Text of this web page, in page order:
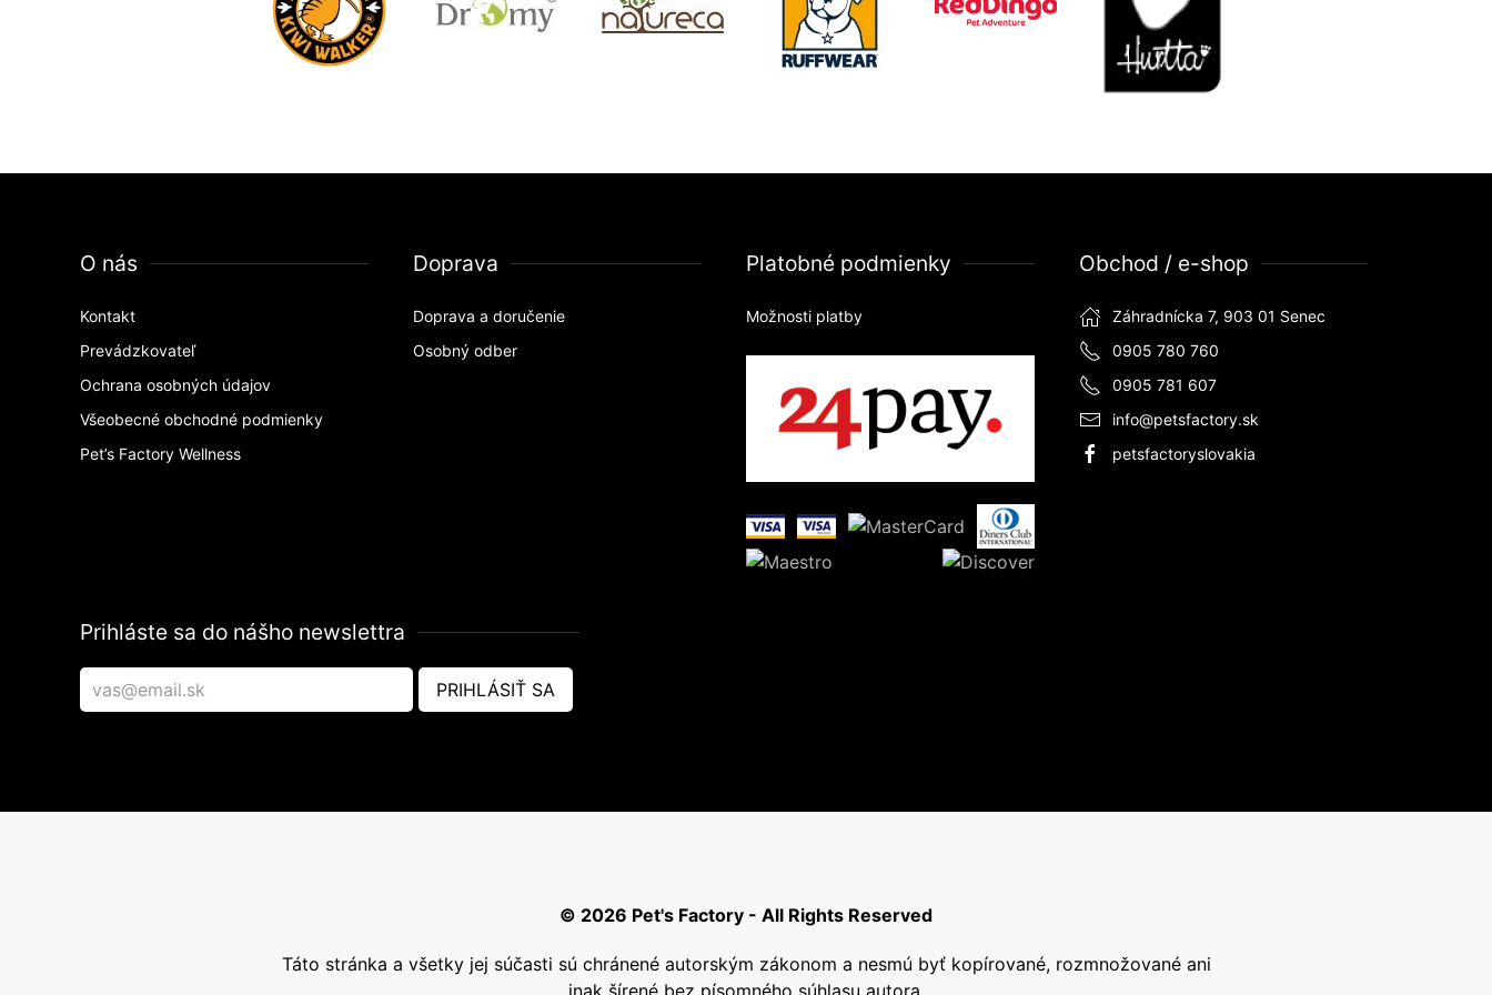
O nás
Kontakt
Prevádzkovateľ
Ochrana osobných údajov
Všeobecné obchodné podmienky
Pet’s Factory Wellness
Doprava
Doprava a doručenie
Osobný odber
Platobné podmienky
Možnosti platby
Obchod / e-shop
Záhradnícka 7, 903 01 Senec
0905 780 760
0905 781 607
info@petsfactory.sk
petsfactoryslovakia
Prihláste sa do nášho newslettra
PRIHLÁSIŤ SA
© 2026 Pet's Factory - All Rights Reserved
Táto stránka a všetky jej súčasti sú chránené autorským zákonom a nesmú byť kopírované, rozmnožované ani